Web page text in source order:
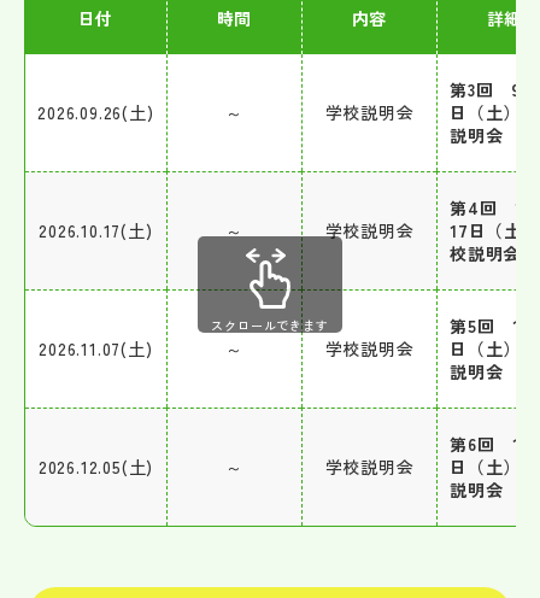
日付 時間 内容 詳細
2026.09.26(土) ～ 学校説明会
第3回 9
日（土）
説明会
2026.10.17(土) ～ 学校説明会
第4回 10
17日（土
校説明会
2026.11.07(土) ～ 学校説明会
第5回 11
日（土）
説明会
2026.12.05(土) ～ 学校説明会
第6回 12
日（土）
説明会
スクロールできます